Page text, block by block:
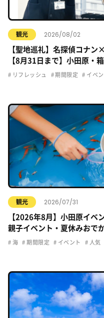
観光 2026/08/02
【聖地巡礼】名探偵コナ
【8月31日まで】小田原・
リフレッシュ 期間限定 イベン
観光 2026/07/31
【2026年8月】小田原イベ
親子イベント・夏休みおで
海 期間限定 イベント 人気